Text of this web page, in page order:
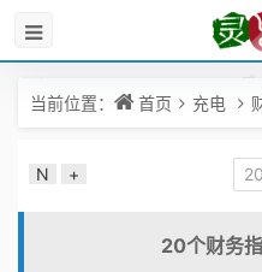
当前位置： 首页 充电
N +
20个财务